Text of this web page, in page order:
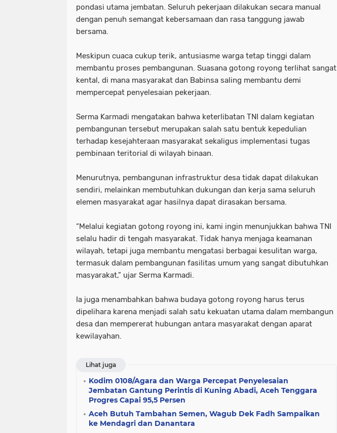
pondasi utama jembatan. Seluruh pekerjaan dilakukan secara manual
dengan penuh semangat kebersamaan dan rasa tanggung jawab
bersama.
Meskipun cuaca cukup terik, antusiasme warga tetap tinggi dalam
membantu proses pembangunan. Suasana gotong royong terlihat sangat
kental, di mana masyarakat dan Babinsa saling membantu demi
mempercepat penyelesaian pekerjaan.
Serma Karmadi mengatakan bahwa keterlibatan TNI dalam kegiatan
pembangunan tersebut merupakan salah satu bentuk kepedulian
terhadap kesejahteraan masyarakat sekaligus implementasi tugas
pembinaan teritorial di wilayah binaan.
Menurutnya, pembangunan infrastruktur desa tidak dapat dilakukan
sendiri, melainkan membutuhkan dukungan dan kerja sama seluruh
elemen masyarakat agar hasilnya dapat dirasakan bersama.
“Melalui kegiatan gotong royong ini, kami ingin menunjukkan bahwa TNI
selalu hadir di tengah masyarakat. Tidak hanya menjaga keamanan
wilayah, tetapi juga membantu mengatasi berbagai kesulitan warga,
termasuk dalam pembangunan fasilitas umum yang sangat dibutuhkan
masyarakat,” ujar Serma Karmadi.
Ia juga menambahkan bahwa budaya gotong royong harus terus
dipelihara karena menjadi salah satu kekuatan utama dalam membangun
desa dan mempererat hubungan antara masyarakat dengan aparat
kewilayahan.
Lihat juga
Kodim 0108/Agara dan Warga Percepat Penyelesaian
Jembatan Gantung Perintis di Kuning Abadi, Aceh Tenggara
Progres Capai 95,5 Persen
Aceh Butuh Tambahan Semen, Wagub Dek Fadh Sampaikan
ke Mendagri dan Danantara